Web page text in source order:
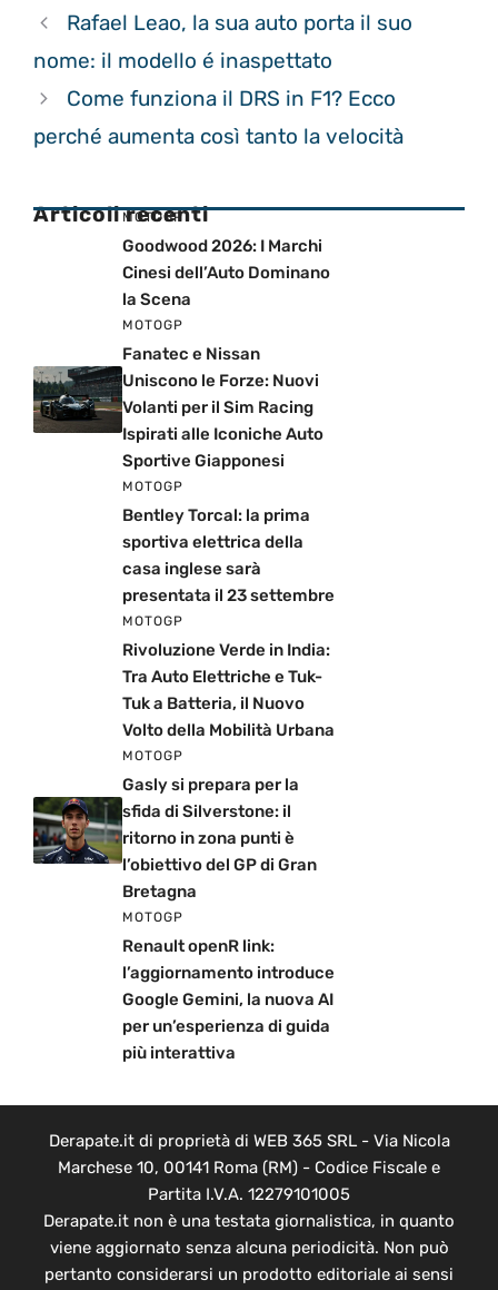
Rafael Leao, la sua auto porta il suo
nome: il modello é inaspettato
Come funziona il DRS in F1? Ecco
perché aumenta così tanto la velocità
Articoli recenti
MOTOGP
Goodwood 2026: I Marchi
Cinesi dell’Auto Dominano
la Scena
MOTOGP
Fanatec e Nissan
Uniscono le Forze: Nuovi
Volanti per il Sim Racing
Ispirati alle Iconiche Auto
Sportive Giapponesi
MOTOGP
Bentley Torcal: la prima
sportiva elettrica della
casa inglese sarà
presentata il 23 settembre
MOTOGP
Rivoluzione Verde in India:
Tra Auto Elettriche e Tuk-
Tuk a Batteria, il Nuovo
Volto della Mobilità Urbana
MOTOGP
Gasly si prepara per la
sfida di Silverstone: il
ritorno in zona punti è
l’obiettivo del GP di Gran
Bretagna
MOTOGP
Renault openR link:
l’aggiornamento introduce
Google Gemini, la nuova AI
per un’esperienza di guida
più interattiva
Derapate.it di proprietà di WEB 365 SRL - Via Nicola
Marchese 10, 00141 Roma (RM) - Codice Fiscale e
Partita I.V.A. 12279101005
Derapate.it non è una testata giornalistica, in quanto
viene aggiornato senza alcuna periodicità. Non può
pertanto considerarsi un prodotto editoriale ai sensi